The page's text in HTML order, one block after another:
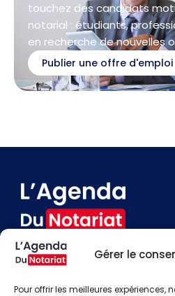
Gérer le
Pour offrir les meilleures expériences,
touchez des candidats
notarial : étudiants,
en recherche de nouvelles
Publier une offre d'emploi
Contact